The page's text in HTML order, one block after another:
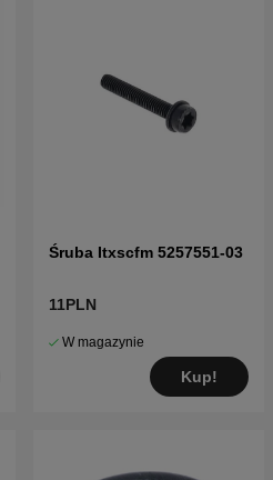
Śruba Itxscfm 5257551-03
11PLN
W magazynie
Kup!